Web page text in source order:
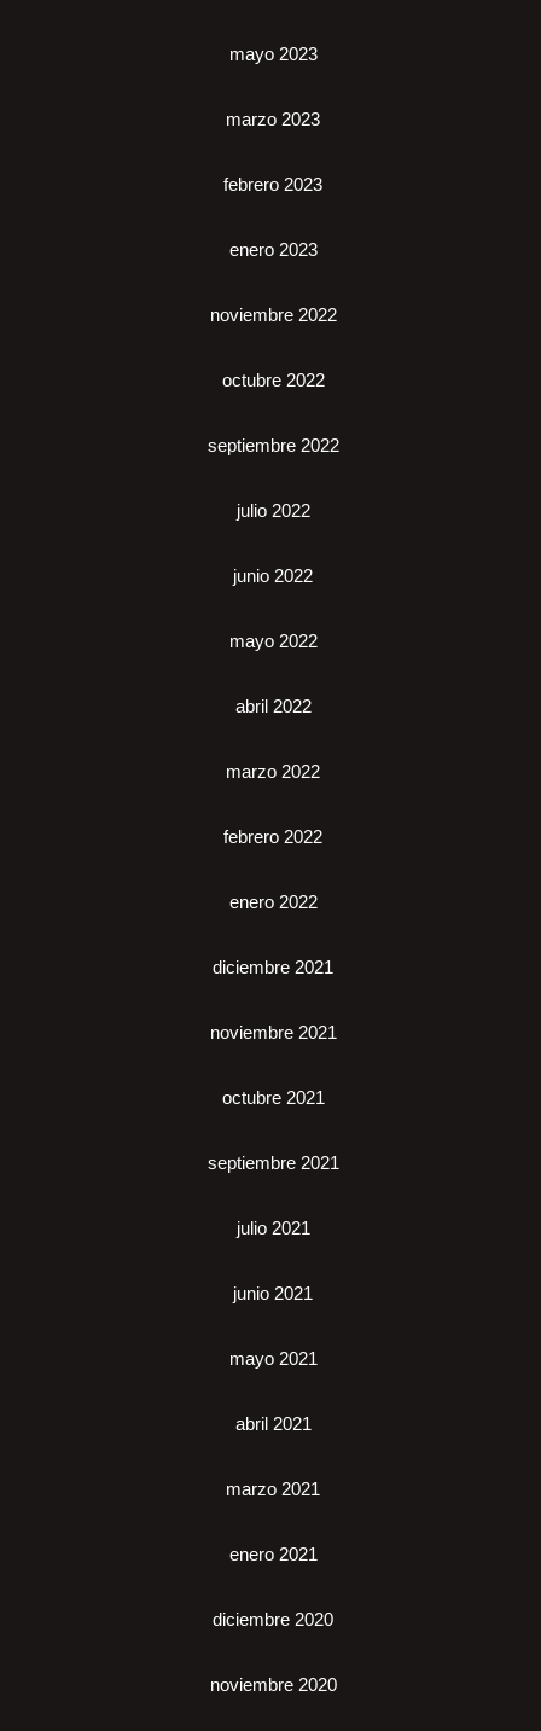
mayo 2023
marzo 2023
febrero 2023
enero 2023
noviembre 2022
octubre 2022
septiembre 2022
julio 2022
junio 2022
mayo 2022
abril 2022
marzo 2022
febrero 2022
enero 2022
diciembre 2021
noviembre 2021
octubre 2021
septiembre 2021
julio 2021
junio 2021
mayo 2021
abril 2021
marzo 2021
enero 2021
diciembre 2020
noviembre 2020